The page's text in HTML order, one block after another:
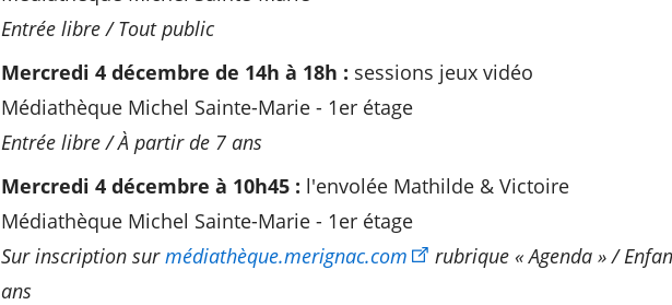
Entrée libre / Tout public
Mercredi 4 décembre de 14h à 18h : sessions jeux vidéo
Médiathèque Michel Sainte-Marie - 1er étage
Entrée libre / À partir de 7 ans
Mercredi 4 décembre à 10h45 : l'envolée Mathilde & Victoire
Médiathèque Michel Sainte-Marie - 1er étage
Sur inscription surmédiathèque.merignac.com
rubrique « Agenda » /
ans